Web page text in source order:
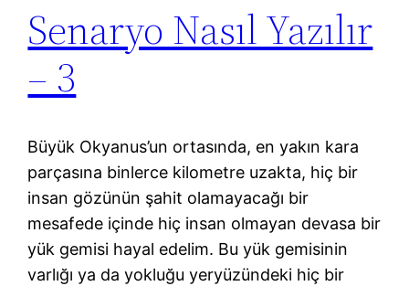
Senaryo Nasıl Yazılır
– 3
Büyük Okyanus’un ortasında, en yakın kara
parçasına binlerce kilometre uzakta, hiç bir
insan gözünün şahit olamayacağı bir
mesafede içinde hiç insan olmayan devasa bir
yük gemisi hayal edelim. Bu yük gemisinin
varlığı ya da yokluğu yeryüzündeki hiç bir